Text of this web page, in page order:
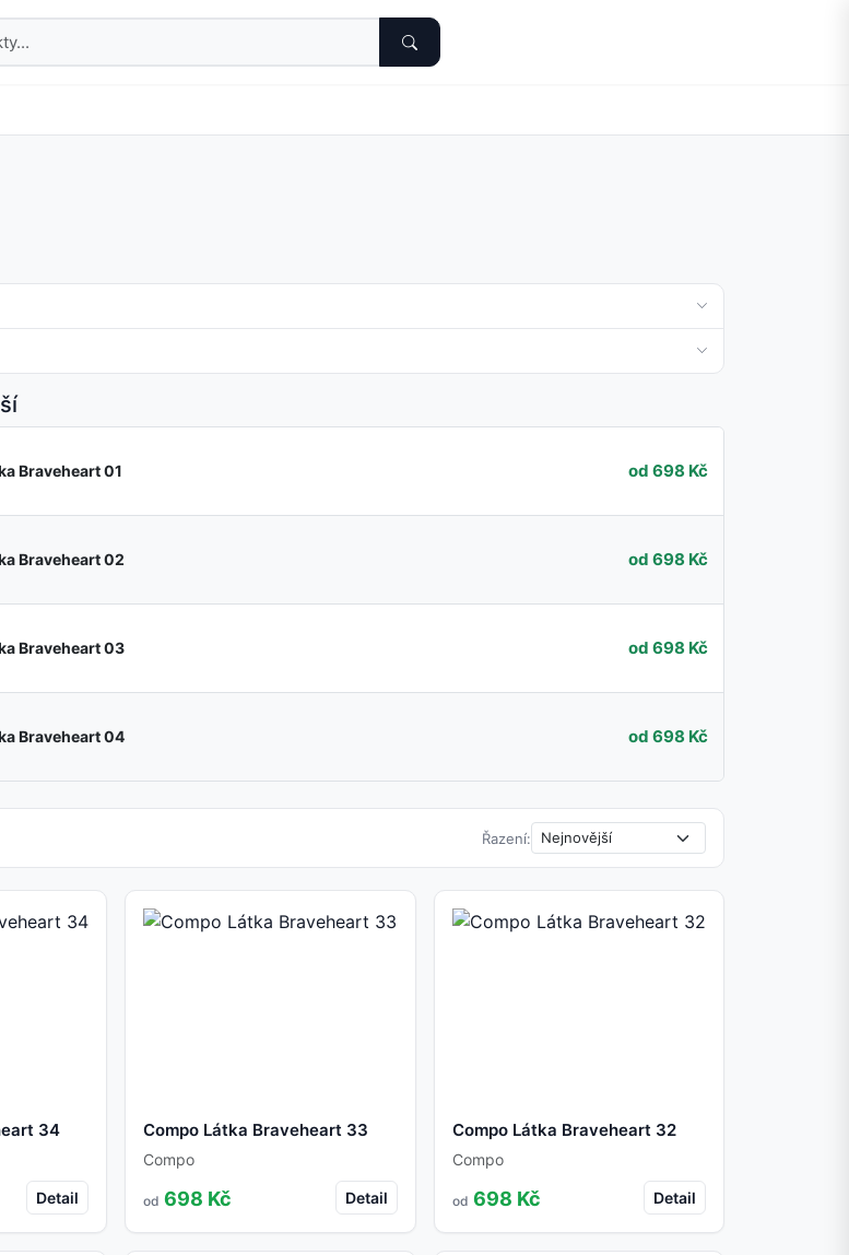
Braveheart 01 od 698 Kč
Braveheart 02 od 698 Kč
Braveheart 03 od 698 Kč
Braveheart 04 od 698 Kč
Řazení:
34
Detail
Compo Látka Braveheart 33
Compo
od 698 Kč Detail
Compo Látka Braveheart 32
Compo
od 698 Kč Detail